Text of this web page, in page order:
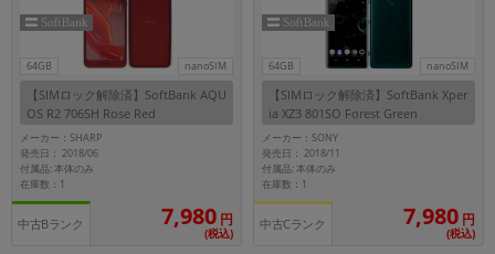
64GB nanoSIM
【SIMロック解除済】SoftBank AQU
OS R2 706SH Rose Red
メーカー：SHARP
発売日： 2018/06
付属品: 本体のみ
在庫数：1
中古Bランク 7,980 円
(税込)
64GB nanoSIM
【SIMロック解除済】SoftBank Xper
ia XZ3 801SO Forest Green
メーカー：SONY
発売日： 2018/11
付属品: 本体のみ
在庫数：1
中古Cランク 7,980 円
(税込)